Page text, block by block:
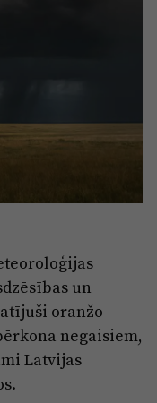
fonds
nav vecuma
un
oranžo
negaisiem,
Latvijas